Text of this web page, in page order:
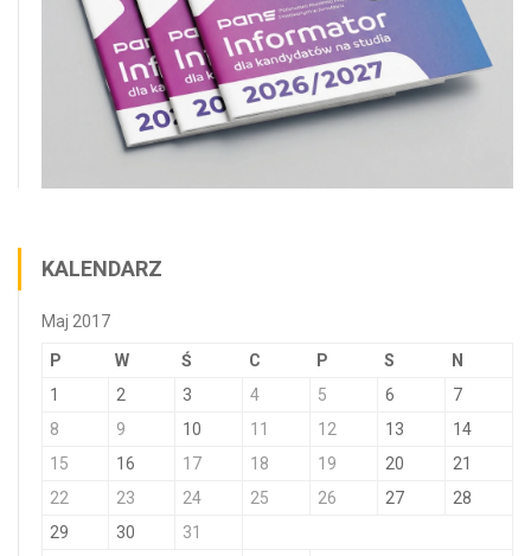
KALENDARZ
Maj 2017
P W Ś C P S N
1 2 3 4 5 6
7
8
9 10 11 12 13
14
15
16 17 18 19 20
21
22
23 24 25 26 27
28
29
30 31